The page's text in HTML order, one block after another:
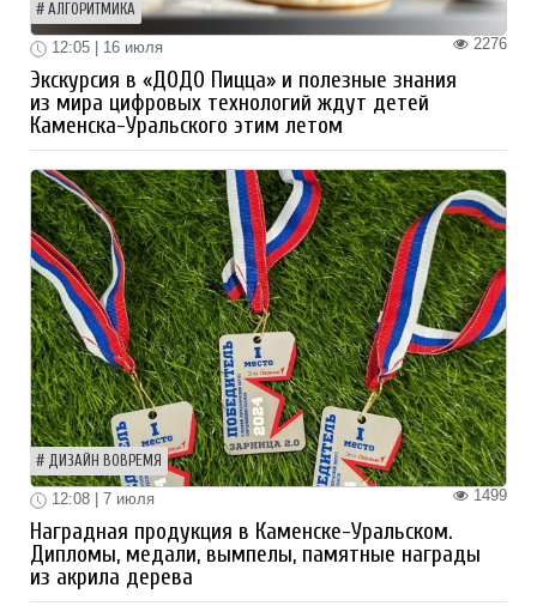
АЛГОРИТМИКА
2276
12:05 | 16 июля
Экскурсия в «ДОДО Пицца» и полезные знания
из мира цифровых технологий ждут детей
Каменска-Уральского этим летом
ДИЗАЙН ВОВРЕМЯ
1499
12:08 | 7 июля
Наградная продукция в Каменске-Уральском.
Дипломы, медали, вымпелы, памятные награды
из акрила дерева